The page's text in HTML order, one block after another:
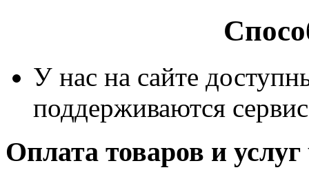
У нас на сайте
поддерживаются
Оплата товаров и